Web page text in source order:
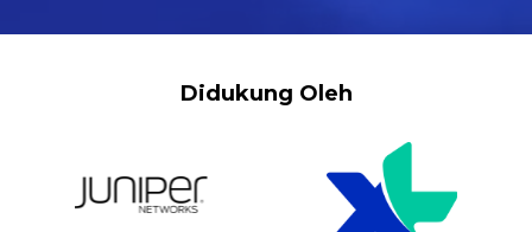
Didukung Oleh